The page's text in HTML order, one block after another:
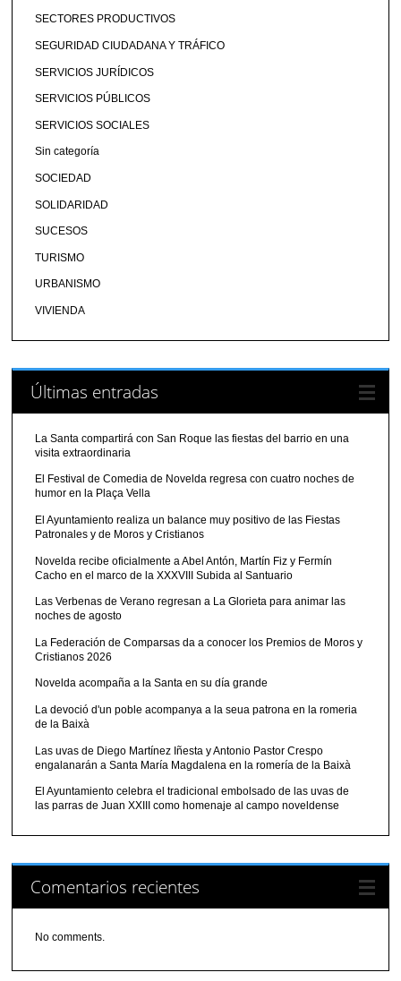
SECTORES PRODUCTIVOS
SEGURIDAD CIUDADANA Y TRÁFICO
SERVICIOS JURÍDICOS
SERVICIOS PÚBLICOS
SERVICIOS SOCIALES
Sin categoría
SOCIEDAD
SOLIDARIDAD
SUCESOS
TURISMO
URBANISMO
VIVIENDA
Últimas entradas
La Santa compartirá con San Roque las fiestas del barrio en una
visita extraordinaria
El Festival de Comedia de Novelda regresa con cuatro noches de
humor en la Plaça Vella
El Ayuntamiento realiza un balance muy positivo de las Fiestas
Patronales y de Moros y Cristianos
Novelda recibe oficialmente a Abel Antón, Martín Fiz y Fermín
Cacho en el marco de la XXXVIII Subida al Santuario
Las Verbenas de Verano regresan a La Glorieta para animar las
noches de agosto
La Federación de Comparsas da a conocer los Premios de Moros y
Cristianos 2026
Novelda acompaña a la Santa en su día grande
La devoció d'un poble acompanya a la seua patrona en la romeria
de la Baixà
Las uvas de Diego Martínez Iñesta y Antonio Pastor Crespo
engalanarán a Santa María Magdalena en la romería de la Baixà
El Ayuntamiento celebra el tradicional embolsado de las uvas de
las parras de Juan XXIII como homenaje al campo noveldense
Comentarios recientes
No comments.